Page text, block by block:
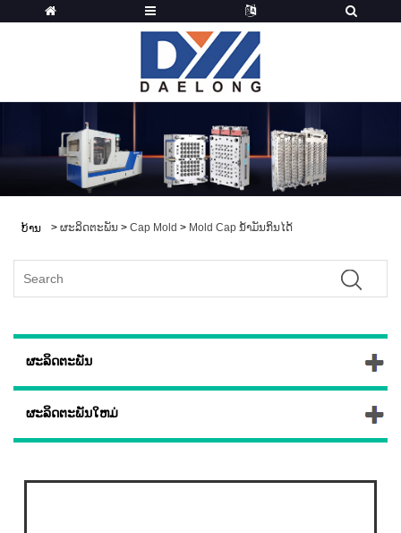
ບ້ານ > ຜະລິດຕະພັນ > Cap Mold > Mold Cap ນ້ໍາມັນກິນໄດ້
ຜະລິດຕະພັນ
ຜະລິດຕະພັນໃຫມ່